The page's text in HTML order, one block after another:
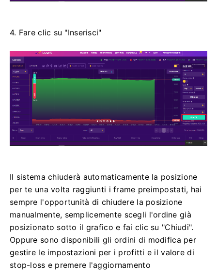
4. Fare clic su "Inserisci"
Il sistema chiuderà automaticamente la posizione
per te una volta raggiunti i frame preimpostati, hai
sempre l'opportunità di chiudere la posizione
manualmente, semplicemente scegli l'ordine già
posizionato sotto il grafico e fai clic su "Chiudi".
Oppure sono disponibili gli ordini di modifica per
gestire le impostazioni per i profitti e il valore di
stop-loss e premere l'aggiornamento